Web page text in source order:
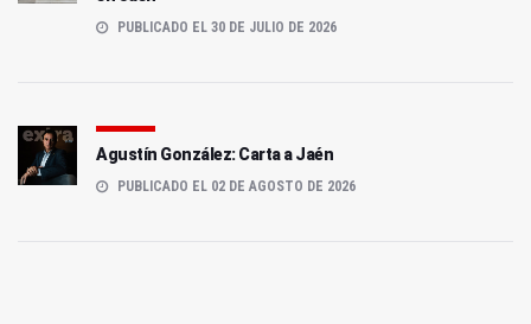
PUBLICADO EL 30 DE JULIO DE 2026
Agustín González: Carta a Jaén
PUBLICADO EL 02 DE AGOSTO DE 2026